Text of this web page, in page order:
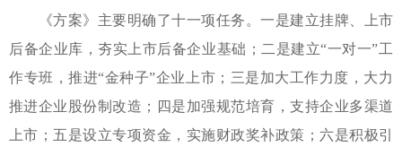
《方案》主要明确了十一项任务。一是建立挂牌、上市
后备企业库，夯实上市后备企业基础；二是建立“一对一”工
作专班，推进“金种子”企业上市；三是加大工作力度，大力
推进企业股份制改造；四是加强规范培育，支持企业多渠道
上市；五是设立专项资金，实施财政奖补政策；六是积极引